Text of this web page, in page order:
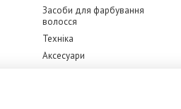
Засоби для фарбування
волосся
Техніка
Аксесуари